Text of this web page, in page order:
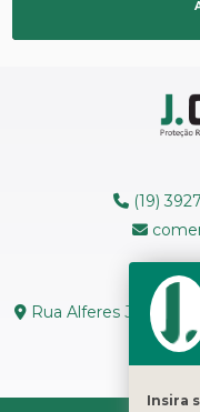
(19)
Rua Alferes José
Insira